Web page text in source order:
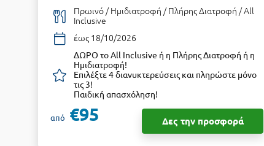
Πρωινό / Ημιδιατροφή / Πλήρης Διατροφή / All
Inclusive
έως 18/10/2026
ΔΩΡΟ το All Inclusive ή η Πλήρης Διατροφή ή η
Ημιδιατροφή!
Επιλέξτε 4 διανυκτερεύσεις και πληρώστε μόνο
τις 3!
Παιδική απασχόληση!
από €95 Δες την προσφορά